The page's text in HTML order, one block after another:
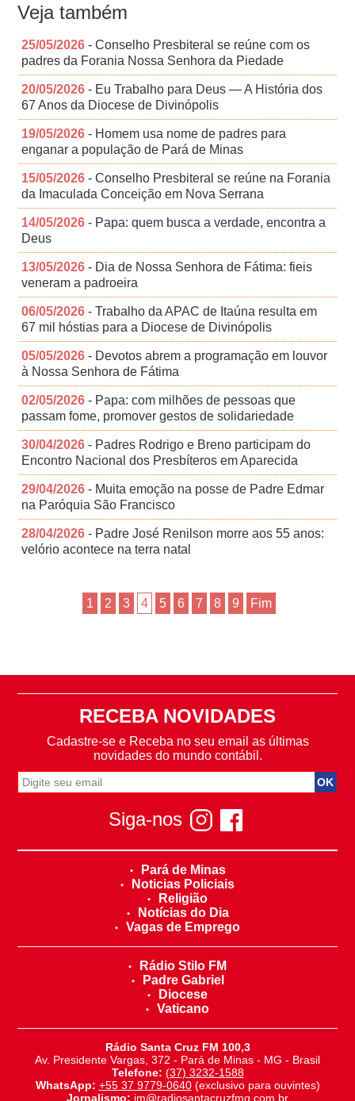
Veja também
25/05/2026 - Conselho Presbiteral se reúne com os
padres da Forania Nossa Senhora da Piedade
20/05/2026 - Eu Trabalho para Deus — A História dos
67 Anos da Diocese de Divinópolis
19/05/2026 - Homem usa nome de padres para
enganar a população de Pará de Minas
15/05/2026 - Conselho Presbiteral se reúne na Forania
da Imaculada Conceição em Nova Serrana
14/05/2026 - Papa: quem busca a verdade, encontra a
Deus
13/05/2026 - Dia de Nossa Senhora de Fátima: fieis
veneram a padroeira
06/05/2026 - Trabalho da APAC de Itaúna resulta em
67 mil hóstias para a Diocese de Divinópolis
05/05/2026 - Devotos abrem a programação em louvor
à Nossa Senhora de Fátima
02/05/2026 - Papa: com milhões de pessoas que
passam fome, promover gestos de solidariedade
30/04/2026 - Padres Rodrigo e Breno participam do
Encontro Nacional dos Presbíteros em Aparecida
29/04/2026 - Muita emoção na posse de Padre Edmar
na Paróquia São Francisco
28/04/2026 - Padre José Renilson morre aos 55 anos:
velório acontece na terra natal
1 2 3 4 5 6 7 8 9 Fim
RECEBA NOVIDADES
Cadastre-se e Receba no seu email as últimas
novidades do mundo contábil.
Siga-nos
Pará de Minas
Noticias Policiais
Religião
Notícias do Dia
Vagas de Emprego
Rádio Stilo FM
Padre Gabriel
Diocese
Vaticano
Rádio Santa Cruz FM 100,3
Av. Presidente Vargas, 372 - Pará de Minas - MG - Brasil
Telefone: (37) 3232-1588
WhatsApp: +55 37 9779-0640(exclusivo para ouvintes)
Jornalismo: jm@radiosantacruzfmg.com.br